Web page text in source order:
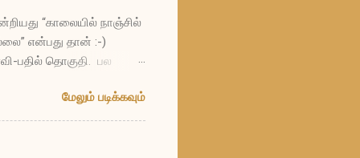
“காலையில் நாஞ்சில்
என்பது தான் :-)
பதில் தொகுதி. பல
பேசுனதையெல்லாம்
காத்திருப்போர்
ஒப்பனைக் கலைஞர்கள்;
மேலும் படிக்கவும்